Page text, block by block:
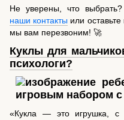
Не уверены, что
наши контакты или
мы вам перезвоним! 🚀
Куклы для
психологи?
«Кукла — это игрушка, с